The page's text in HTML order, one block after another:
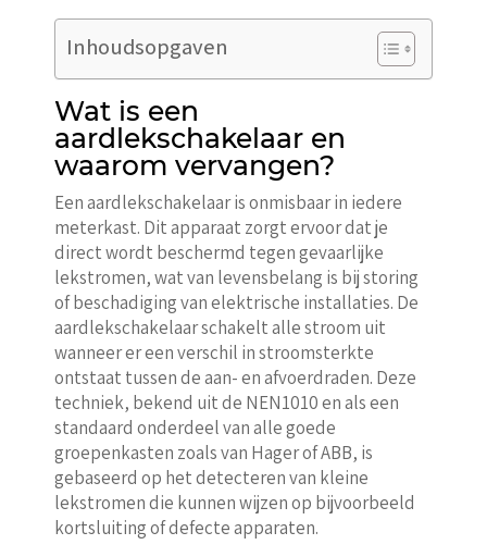
Inhoudsopgaven
Wat is een
aardlekschakelaar en
waarom vervangen?
Een aardlekschakelaar is onmisbaar in iedere
meterkast. Dit apparaat zorgt ervoor dat je
direct wordt beschermd tegen gevaarlijke
lekstromen, wat van levensbelang is bij storing
of beschadiging van elektrische installaties. De
aardlekschakelaar schakelt alle stroom uit
wanneer er een verschil in stroomsterkte
ontstaat tussen de aan- en afvoerdraden. Deze
techniek, bekend uit de NEN1010 en als een
standaard onderdeel van alle goede
groepenkasten zoals van Hager of ABB, is
gebaseerd op het detecteren van kleine
lekstromen die kunnen wijzen op bijvoorbeeld
kortsluiting of defecte apparaten.